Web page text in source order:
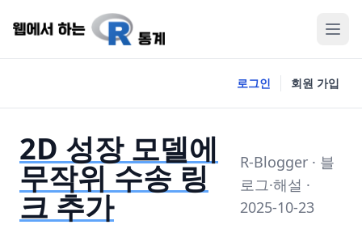
로그인 회원 가입
2D 성장 모델에
무작위 수송 링
크 추가
R-Blogger · 블
로그·해설 ·
2025-10-23